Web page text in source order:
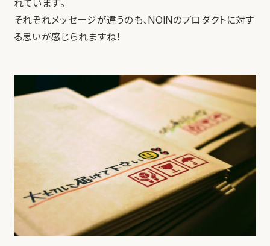
れています。
それぞれメッセージが違うのも、NOINのプロダクトに対す
る思いが感じられますね！